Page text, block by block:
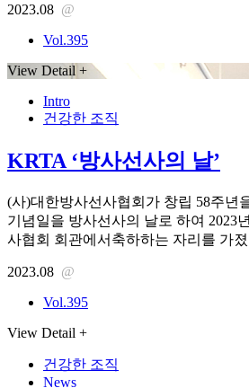
2023.08 @
Vol.395
View Detail +
Intro
건강한 조직
KRTA ‘방사선사의 날’
(사)대한방사선사협회가 창립 58주년
기념일을 방사선사의 날로 하여 2023
사협회 회관에서축하하는 자리를 가
2023.08 @
Vol.395
View Detail +
건강한 조직
News